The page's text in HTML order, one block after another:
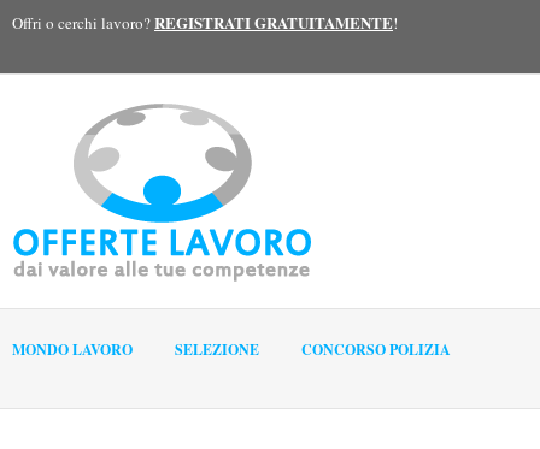
Offri o cerchi lavoro?REGISTRATI GRATUITAMENTE!
MONDO LAVORO SELEZIONE CONCORSO POLIZIA